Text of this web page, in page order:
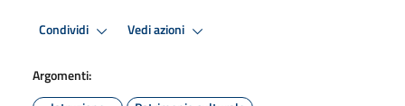
Condividi Vedi azioni
Argomenti: